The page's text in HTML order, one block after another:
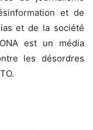
et de
et de la société
est un média
les désordres